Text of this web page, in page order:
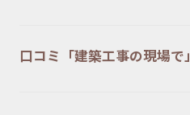
口コミ「建築工事の現場で」